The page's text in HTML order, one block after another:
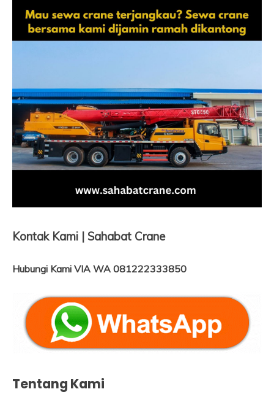
Kontak Kami | Sahabat Crane
Hubungi Kami VIA WA 081222333850
Tentang Kami